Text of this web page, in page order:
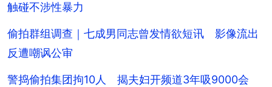
触碰不涉性暴力
偷拍群组调查｜七成男同志曾发情欲短讯 影像流出
反遭嘲讽公审
警捣偷拍集团拘10人 揭夫妇开频道3年吸9000会